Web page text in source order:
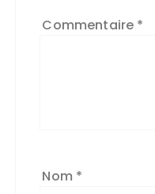
Commentaire *
Nom *